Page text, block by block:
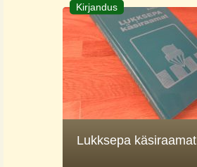
Kirjandus
Lukksepa käsiraamat